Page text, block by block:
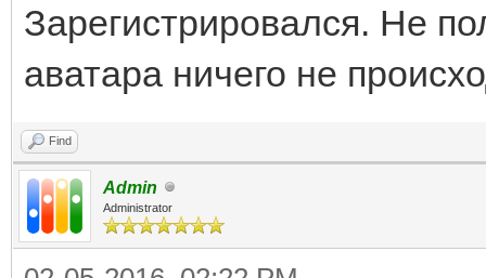
Зарегистрировался. Не
аватара ничего не
Find
Admin
Administrator